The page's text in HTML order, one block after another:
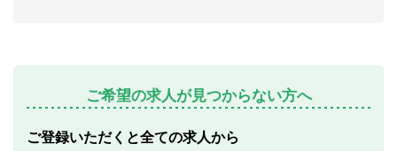
ご希望の求人が見つからない方へ
ご登録いただくと全ての求人から